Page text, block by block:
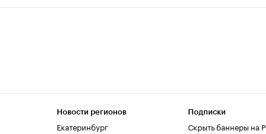
Новости регионов
Екатеринбург
Подписки
Скрыть баннеры на